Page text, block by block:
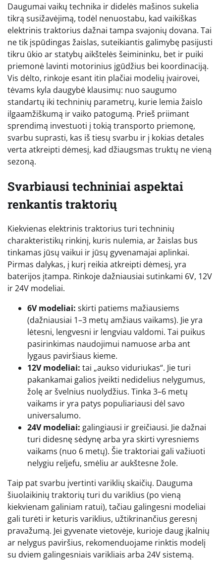
Daugumai vaikų technika ir didelės mašinos sukelia
tikrą susižavėjimą, todėl nenuostabu, kad vaikiškas
elektrinis traktorius dažnai tampa svajonių dovana. Tai
ne tik įspūdingas žaislas, suteikiantis galimybę pasijusti
tikru ūkio ar statybų aikštelės šeimininku, bet ir puiki
priemonė lavinti motorinius įgūdžius bei koordinaciją.
Vis dėlto, rinkoje esant itin plačiai modelių įvairovei,
tėvams kyla daugybė klausimų: nuo saugumo
standartų iki techninių parametrų, kurie lemia žaislo
ilgaamžiškumą ir vaiko patogumą. Prieš priimant
sprendimą investuoti į tokią transporto priemonę,
svarbu suprasti, kas iš tiesų svarbu ir į kokias detales
verta atkreipti dėmesį, kad džiaugsmas truktų ne vieną
sezoną.
Svarbiausi techniniai aspektai
renkantis traktorių
Kiekvienas elektrinis traktorius turi techninių
charakteristikų rinkinį, kuris nulemia, ar žaislas bus
tinkamas jūsų vaikui ir jūsų gyvenamajai aplinkai.
Pirmas dalykas, į kurį reikia atkreipti dėmesį, yra
baterijos įtampa. Rinkoje dažniausiai sutinkami 6V, 12V
ir 24V modeliai.
6V modeliai: skirti patiems mažiausiems
(dažniausiai 1–3 metų amžiaus vaikams). Jie yra
lėtesni, lengvesni ir lengviau valdomi. Tai puikus
pasirinkimas naudojimui namuose arba ant
lygaus paviršiaus kieme.
12V modeliai: tai „aukso viduriukas“. Jie turi
pakankamai galios įveikti nedidelius nelygumus,
žolę ar švelnius nuolydžius. Tinka 3–6 metų
vaikams ir yra patys populiariausi dėl savo
universalumo.
24V modeliai: galingiausi ir greičiausi. Jie dažnai
turi didesnę sėdynę arba yra skirti vyresniems
vaikams (nuo 6 metų). Šie traktoriai gali važiuoti
nelygiu reljefu, smėliu ar aukštesne žole.
Taip pat svarbu įvertinti variklių skaičių. Dauguma
šiuolaikinių traktorių turi du variklius (po vieną
kiekvienam galiniam ratui), tačiau galingesni modeliai
gali turėti ir keturis variklius, užtikrinančius geresnį
pravažumą. Jei gyvenate vietovėje, kurioje daug įkalnių
ar nelygus paviršius, rekomenduojame rinktis modelį
su dviem galingesniais varikliais arba 24V sistemą.